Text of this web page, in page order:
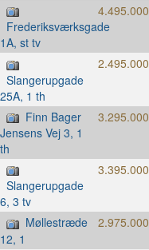
Frederiksværksgade
1A, st tv
4.495.000
Slangerupgade
25A, 1 th
2.495.000
Finn Bager
Jensens Vej 3, 1
th
3.295.000
Slangerupgade
6, 3 tv
3.395.000
Møllestræde
12, 1
2.975.000